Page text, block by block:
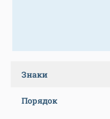
Знаки
Порядок